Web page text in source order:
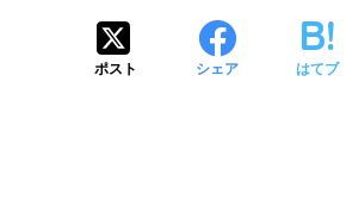
ポスト シェア はてブ